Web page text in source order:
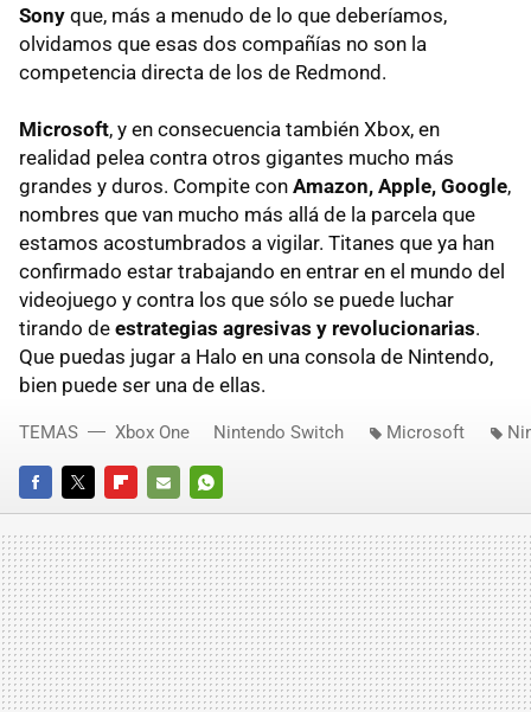
Sony que, más a menudo de lo que deberíamos,
olvidamos que esas dos compañías no son la
competencia directa de los de Redmond.
Microsoft, y en consecuencia también Xbox, en
realidad pelea contra otros gigantes mucho más
grandes y duros. Compite con Amazon, Apple, Google,
nombres que van mucho más allá de la parcela que
estamos acostumbrados a vigilar. Titanes que ya han
confirmado estar trabajando en entrar en el mundo del
videojuego y contra los que sólo se puede luchar
tirando de estrategias agresivas y revolucionarias.
Que puedas jugar a Halo en una consola de Nintendo,
bien puede ser una de ellas.
FACEBOOKTWITTERFLIPBOARD
E-
MAIL
WHATSAPP
TEMAS Xbox One Nintendo Switch Microsoft